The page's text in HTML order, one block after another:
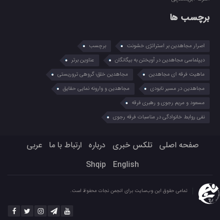
برچسب ها
اصرار مجاهدین بر استراتژی خشونت
برچسب
دیپلماسی مجاهدین در آویختن به بیگانگان
عناوین برتر
ماهیت فرقه ای مجاهدین
مجاهدین خلق؛ گروهی تروریستی
مجاهدین در مسیر نابودی
مجاهدین و وارونه نمایی حقایق
مسعود و مریم رجوی و رهبری فرقه
نفی روابط خانوادگی در مناسبات فرقه رجوی
صفحه اصلی تلکس خبری درباره ارتباط با ما
عربي
English
Shqip
تمامی حقوق این وب‌سایت برای انجمن نجات محفوظ است.